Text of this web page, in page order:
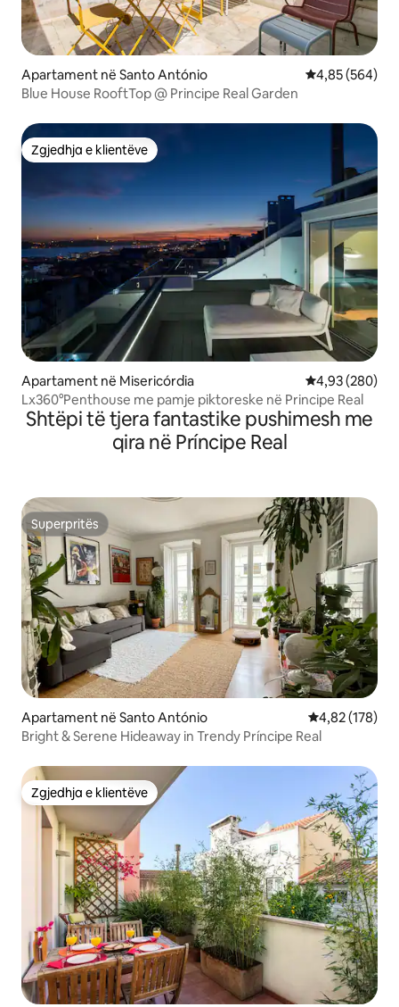
Apartament në Santo António Vlerësimi
4,85 (564)
Blue House RooftTop @ Principe Real Garden
Zgjedhja e klientëve
Zgjedhja e klientëve
Apartament në Misericórdia Vlerësimi
4,93 (280)
Lx360°Penthouse me pamje piktoreske në Principe Real
Shtëpi të tjera fantastike pushimesh me
qira në Príncipe Real
Superpritës
Superpritës
Apartament në Santo António Vlerësimi
4,82 (178)
Bright & Serene Hideaway in Trendy Príncipe Real
Zgjedhja e klientëve
Zgjedhja e klientëve